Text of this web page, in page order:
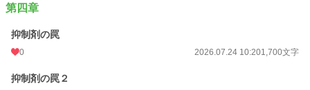
第四章
抑制剤の罠
0 2026.07.24 10:201,700文字
抑制剤の罠２